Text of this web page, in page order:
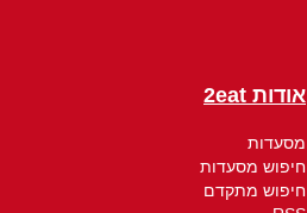
אודות 2eat
מסעדות
חיפוש מסעדות
חיפוש מתקדם